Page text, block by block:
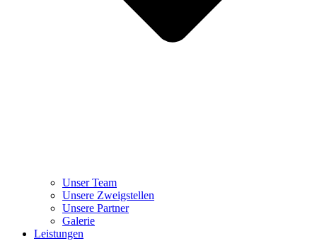
Unser Team
Unsere Zweigstellen
Unsere Partner
Galerie
Leistungen